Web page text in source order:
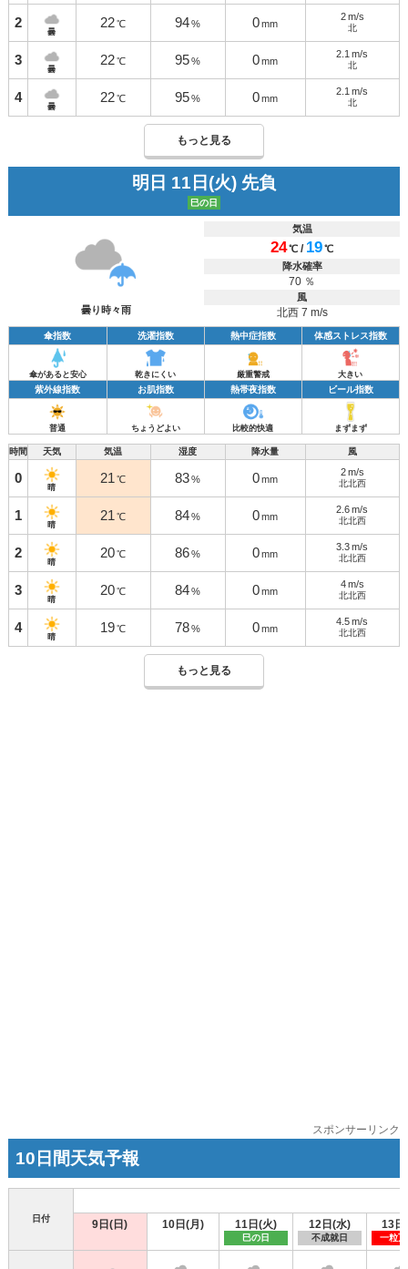
2
曇
22 ℃ 94 % 0 mm
2m/s
北
3
曇
22 ℃ 95 % 0 mm
2.1 m/s
北
4
曇
22 ℃ 95 % 0 mm
2.1 m/s
北
もっと見る
明日 11日(火) 先負
巳の日
曇り時々雨
気温
24℃ / 19℃
降水確率
70 ％
風
北西 7 m/s
傘指数 洗濯指数 熱中症指数 体感ストレス指数
傘があると安心 乾きにくい 厳重警戒 大きい
紫外線指数 お肌指数 熱帯夜指数 ビール指数
普通 ちょうどよい 比較的快適 まずまず
時間 天気 気温 湿度 降水量 風
0
晴
21 ℃ 83 % 0 mm
2m/s
北北西
1
晴
21 ℃ 84 % 0 mm
2.6 m/s
北北西
2
晴
20 ℃ 86 % 0 mm
3.3 m/s
北北西
3
晴
20 ℃ 84 % 0 mm
4m/s
北北西
4
晴
19 ℃ 78 % 0 mm
4.5 m/s
北北西
もっと見る
スポンサーリンク
10日間天気予報
日付 9日(日) 10日(月) 11日(火)
巳の日
12日(水)
不成就日
13日
一粒